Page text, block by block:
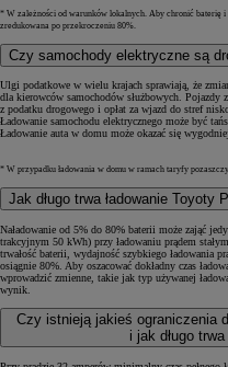
* W zależności od warunków lokalnych. Aby chronić baterię i
zredukowana po przekroczeniu 80%.
Czy samochody elektryczne są
Ulgi podatkowe w wielu krajach sprawiają, że
dla kierowców samochodów służbowych. Pojazdy
z podatku drogowego i opłat za wjazd do stref
Ładowanie samochodu elektrycznego może być
Ładowanie auta w domu może okazać się
* W przypadku ładowania w domu w ramach taryfy
Jak długo trwa ładowanie Toyoty
Naładowanie od 5% do 80% baterii może zająć
trakcyjnym 50 kWh) przy ładowaniu prądem
trwałość baterii, wydajność szybkiego ładowania
osiągnie 80%. Aby oszacować dokładny czas
wprowadzić zmienne, takie jak typ używanej
wynik.
Czy istnieją jakieś ograniczenia
i jak długo